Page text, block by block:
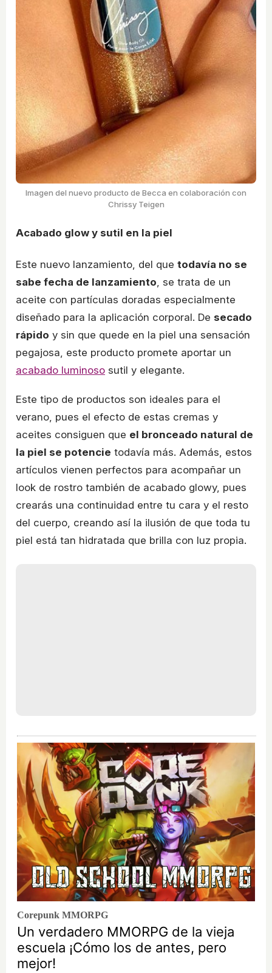
Imagen del nuevo producto de Becca en colaboración con
Chrissy Teigen
Acabado glow y sutil en la piel
Este nuevo lanzamiento, del que todavía no se
sabe fecha de lanzamiento , se trata de un
aceite con partículas doradas especialmente
diseñado para la aplicación corporal. De secado
rápido y sin que quede en la piel una sensación
pegajosa, este producto promete aportar un
acabado luminoso sutil y elegante.
Este tipo de productos son ideales para el
verano, pues el efecto de estas cremas y
aceites consiguen que el bronceado natural de
la piel se potencie todavía más. Además, estos
artículos vienen perfectos para acompañar un
look de rostro también de acabado glowy, pues
crearás una continuidad entre tu cara y el resto
del cuerpo, creando así la ilusión de que toda tu
piel está tan hidratada que brilla con luz propia.
Corepunk MMORPG
Un verdadero MMORPG de la vieja
escuela ¡Cómo los de antes, pero
mejor!